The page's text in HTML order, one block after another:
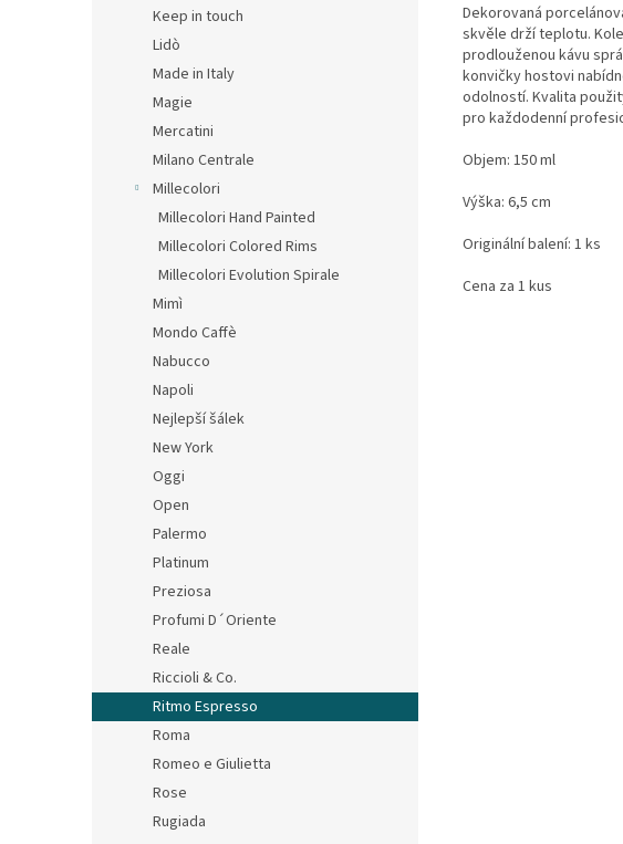
Keep in touch
Lidò
Made in Italy
Magie
Mercatini
Milano Centrale
Millecolori
Millecolori Hand Painted
Millecolori Colored Rims
Millecolori Evolution Spirale
Mimì
Mondo Caffè
Nabucco
Napoli
Nejlepší šálek
New York
Oggi
Open
Palermo
Platinum
Preziosa
Profumi D´Oriente
Reale
Riccioli & Co.
Ritmo Espresso
Roma
Romeo e Giulietta
Rose
Rugiada
Dekorovaná
skvěle drží teplotu.
prodlouženou kávu
konvičky hostovi
odolností. Kvalita
pro každodenní
Objem: 150 ml
Výška: 6,5 cm
Originální balení: 1 ks
Cena za 1 kus